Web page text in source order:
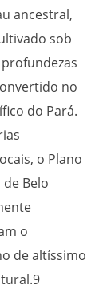
ancestral,
sob
no
do Pará.
o Plano
Belo
o
de altíssimo
9